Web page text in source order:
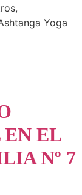
Yoga
EL
Nº 7